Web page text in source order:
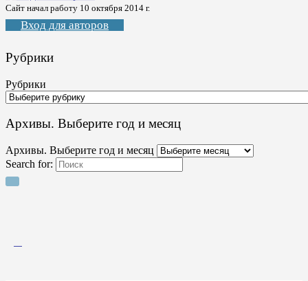
Сайт начал работу 10 октября 2014 г.
Вход для авторов
Рубрики
Рубрики
Архивы. Выберите год и месяц
Архивы. Выберите год и месяц
Search for: